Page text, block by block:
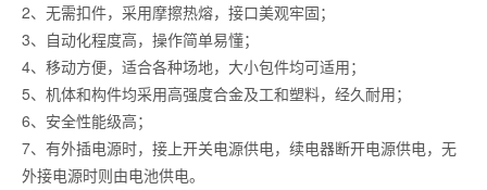
2、无需扣件，采用摩擦热熔，接口美观牢固；
3、自动化程度高，操作简单易懂；
4、移动方便，适合各种场地，大小包件均可适用；
5、机体和构件均采用高强度合金及工和塑料，经久耐用；
6、安全性能级高；
7、有外插电源时，接上开关电源供电，续电器断开电源供电，无
外接电源时则由电池供电。